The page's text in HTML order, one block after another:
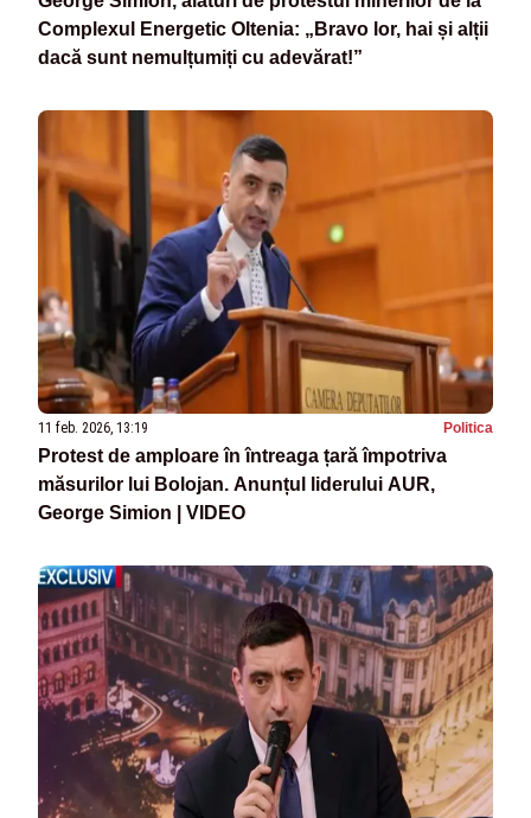
Complexul Energetic Oltenia: „Bravo lor, hai și alții
dacă sunt nemulțumiți cu adevărat!”
11 feb. 2026, 13:19 Politica
Protest de amploare în întreaga țară împotriva
măsurilor lui Bolojan. Anunțul liderului AUR,
George Simion | VIDEO